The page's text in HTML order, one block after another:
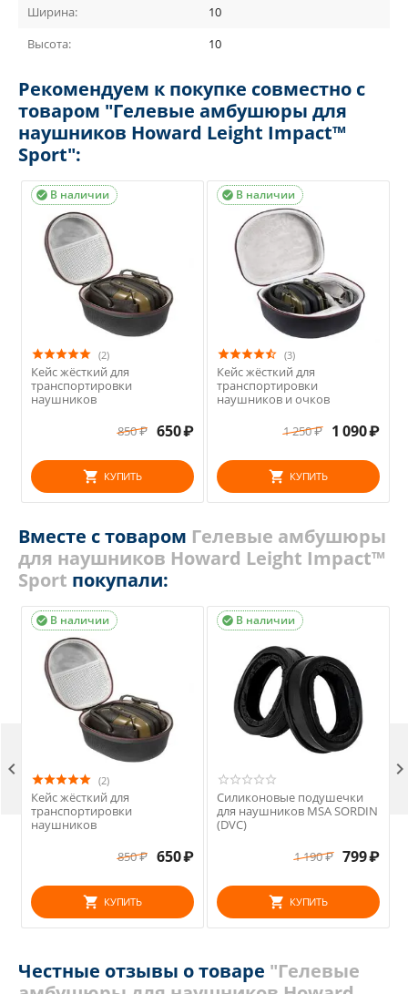
Ширина:
10
Высота:
10
Рекомендуем к покупке совместно с
товаром "Гелевые амбушюры для
наушников Howard Leight Impact™
Sport":
В наличии

(2)
Кейс жёсткий для
транспортировки
наушников
850₽ 650₽
КУПИТЬ
В наличии

(3)
Кейс жёсткий для
транспортировки
наушников и очков
1 250₽ 1 090₽
КУПИТЬ
Вместе с товаром Гелевые амбушюры
для наушников Howard Leight Impact™
Sport покупали:
В наличии

(2)
Кейс жёсткий для
транспортировки
наушников
850₽ 650₽
КУПИТЬ
В наличии

Силиконовые подушечки
для наушников MSA SORDIN
(DVC)
1 190₽ 799₽
КУПИТЬ

Честные отзывы о товаре "Гелевые